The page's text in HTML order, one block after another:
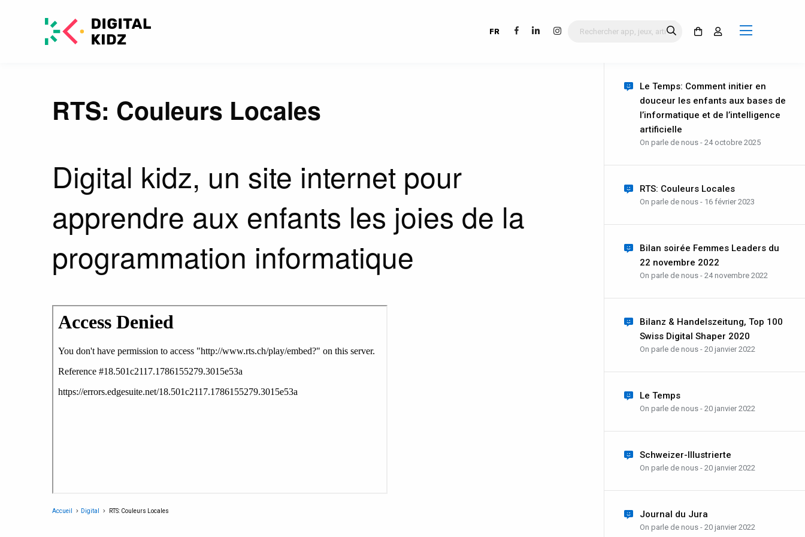
FR
RTS: Couleurs Locales
Digital kidz, un site internet pour
apprendre aux enfants les joies de la
programmation informatique
Accueil Digital RTS: Couleurs Locales
Le Temps: Comment initier en
douceur les enfants aux bases de
l’informatique et de l’intelligence
artificielle
On parle de nous - 24 octobre 2025
RTS: Couleurs Locales
On parle de nous - 16 février 2023
Bilan soirée Femmes Leaders du
22 novembre 2022
On parle de nous - 24 novembre 2022
Bilanz & Handelszeitung, Top 100
Swiss Digital Shaper 2020
On parle de nous - 20 janvier 2022
Le Temps
On parle de nous - 20 janvier 2022
Schweizer-Illustrierte
On parle de nous - 20 janvier 2022
Journal du Jura
On parle de nous - 20 janvier 2022